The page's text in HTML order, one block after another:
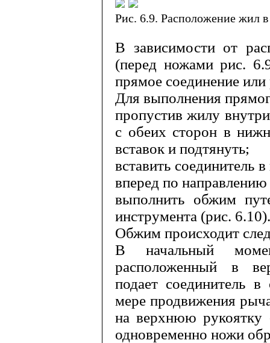
Рис. 6.9. Расположение жил
В зависимости от
(перед но­жами рис.
прямое соединение или
Для выполнения
пропустив жилу
с обеих сторон в
вставок и подтянуть;
вставить соединитель
вперед по
выполнить обжим
инструмента (рис. 6.10).
Обжим происходит
В начальный
расположенный в
подает соединитель
мере продвижения
на верхнюю рукоятку
одновременно ножи